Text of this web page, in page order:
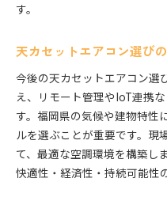
す。
天カセットエアコン選び
今後の天カセットエアコン選
え、リモート管理やIoT連携
す。福岡県の気候や建物特性
ルを選ぶことが重要です。現
て、最適な空調環境を構築し
快適性・経済性・持続可能性